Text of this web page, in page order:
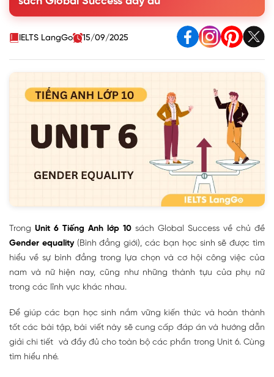
3. Match the words to make meaningful phrases
4. Complete the summary below. Use the verb phrases
II. Language
III. Reading - For an equal world
IV. Speaking - Career choices
V. Listening - The first woman in space
VI. Writing - Writing about jobs for men and women
VII. Communication and Culture / CLIL
VIII. Looking Back
IX. Project - Students' future jobs
IELTS LangGo 15/09/2025
Trong Unit 6 Tiếng Anh lớp 10 sách Global Success về chủ đề
Gender equality(Bình đẳng giới), các bạn học sinh sẽ được tìm
hiểu về sự bình đẳng trong lựa chọn và cơ hội công việc của
nam và nữ hiện nay, cũng như những thành tựu của phụ nữ
trong các lĩnh vực khác nhau.
Để giúp các bạn học sinh nắm vững kiến thức và hoàn thành
tốt các bài tập, bài viết này sẽ cung cấp đáp án và hướng dẫn
giải chi tiết và đầy đủ cho toàn bộ các phần trong Unit 6. Cùng
tìm hiểu nhé.